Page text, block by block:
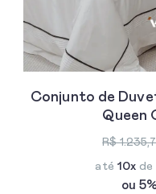
Conjunto de
Queen
R$
até 10x de
ou